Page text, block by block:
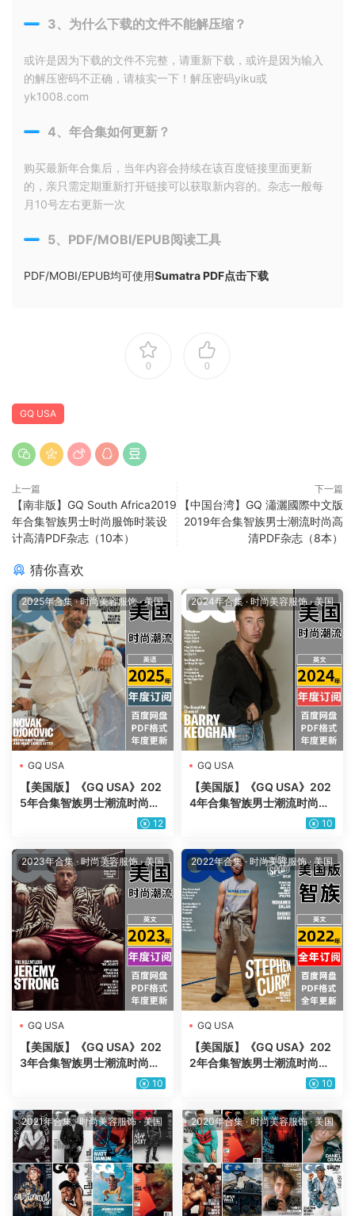
3、为什么下载的文件不能解压缩？
或许是因为下载的文件不完整，请重新下载，或许是因为输入
的解压密码不正确，请核实一下！解压密码yiku或
yk1008.com
4、年合集如何更新？
购买最新年合集后，当年内容会持续在该百度链接里面更新
的，亲只需定期重新打开链接可以获取新内容的。杂志一般每
月10号左右更新一次
5、PDF/MOBI/EPUB阅读工具
PDF/MOBI/EPUB均可使用Sumatra PDF点击下载
0 0
GQ USA
上一篇
【南非版】GQ South Africa2019
年合集智族男士时尚服饰时装设
计高清PDF杂志（10本）
下一篇
【中国台湾】GQ 瀟灑國際中文版
2019年合集智族男士潮流时尚高
清PDF杂志（8本）
猜你喜欢
2025年合集·时尚美容服饰·美国
GQ USA
【美国版】《GQ USA》202
5年合集智族男士潮流时尚服
饰时装穿搭设计pdf杂志（年
12
2024年合集· 时尚美容服饰·美国
GQ USA
【美国版】《GQ USA》202
4年合集智族男士潮流时尚服
饰时装穿搭设计pdf杂志（年
10
2023年合集·时尚美容服饰·美国
GQ USA
【美国版】《GQ USA》202
3年合集智族男士潮流时尚服
饰时装穿搭设计pdf杂志（年
10
2022年合集· 时尚美容服饰·美国
GQ USA
【美国版】《GQ USA》202
2年合集智族男士潮流时尚服
饰时装穿搭设计pdf杂志（年
10
2021年合集·时尚美容服饰·美国 2020年合集·时尚美容服饰·美国